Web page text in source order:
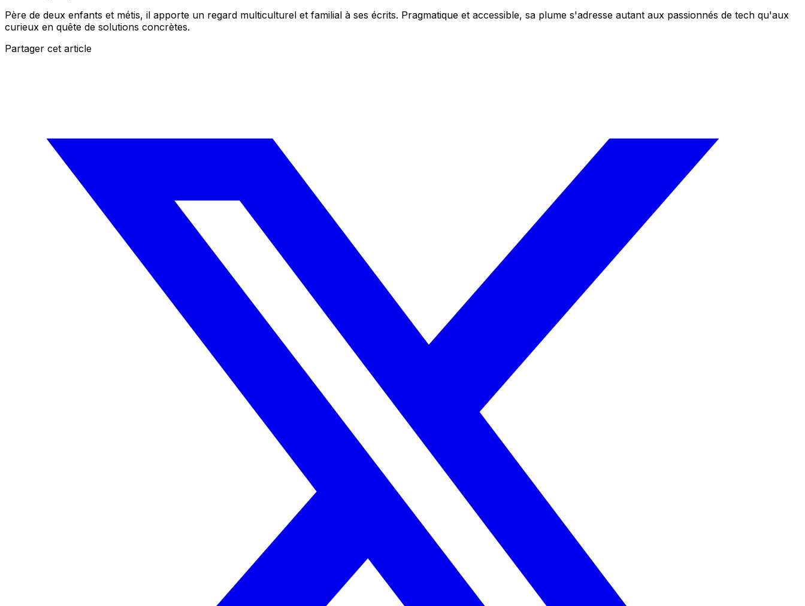
Père de deux enfants et métis, il apporte un regard multiculturel et familial à ses écrits. Pragmatique et accessible, sa plume s'adresse autant aux passionnés de tech qu'aux
curieux en quête de solutions concrètes.
Partager cet article